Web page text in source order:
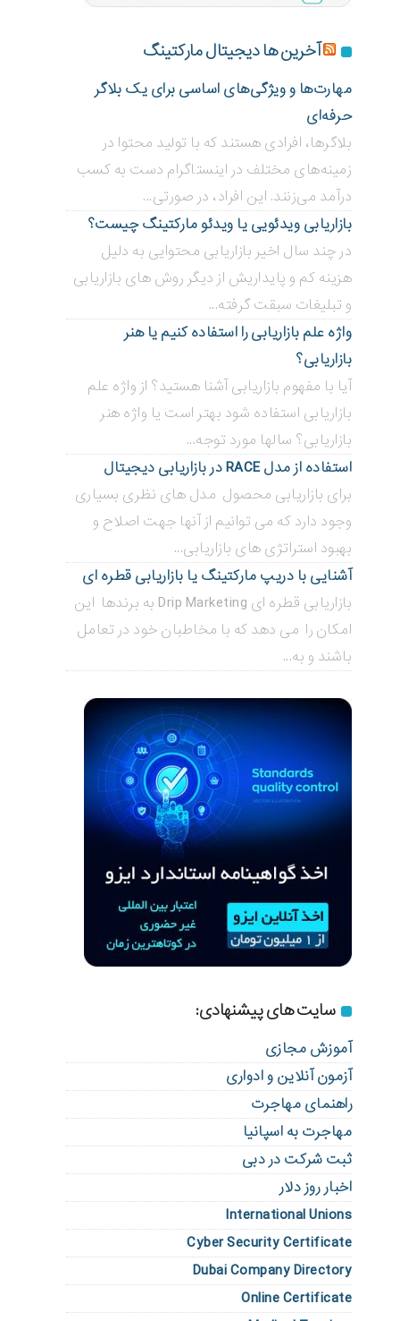
آخرین ها دیجیتال مارکتینگ
مهارت‌ها و ویژگی‌های اساسی برای یک بلاگر
حرفه‌ای
بلاگر‌ها، افرادی هستند که با تولید محتوا در
زمینه‌های مختلف در اینستاگرام دست به کسب
درآمد می‌زنند. این افراد، در صورتی...
بازاریابی ویدئویی ‌یا ویدئو مارکتینگ چیست؟
در چند سال اخیر بازاریابی محتوایی به دلیل
هزینه کم و پایداریش از دیگر روش های بازاریابی
و تبلیغات سبقت گرفته...
واژه علم بازاریابی را استفاده کنیم یا هنر
بازاریابی؟
آیا با مفهوم بازاریابی آشنا هستید؟ از واژه علم
بازاریابی استفاده شود بهتر است یا واژه هنر
بازاریابی؟ سالها مورد توجه...
استفاده از مدل RACE در بازاریابی دیجیتال
برای بازاریابی محصول مدل های نظری بسیاری
وجود دارد که می توانیم از آنها جهت اصلاح و
بهبود استراتژی های بازاریابی...
آشنایی با دریپ مارکتینگ یا بازاریابی قطره ای
بازاریابی قطره ای Drip Marketing به برندها این
امکان را می دهد که با مخاطبان خود در تعامل
باشند و به...
سایت های پیشنهادی:
آموزش مجازی
آزمون آنلاین و ادواری
راهنمای مهاجرت
مهاجرت به اسپانیا
ثبت شرکت در دبی
اخبار روز دلار
International Unions
Cyber Security Certificate
Dubai Company Directory
Online Certificate